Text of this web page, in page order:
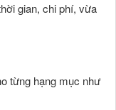
gian, chi phí, vừa
từng hạng mục như